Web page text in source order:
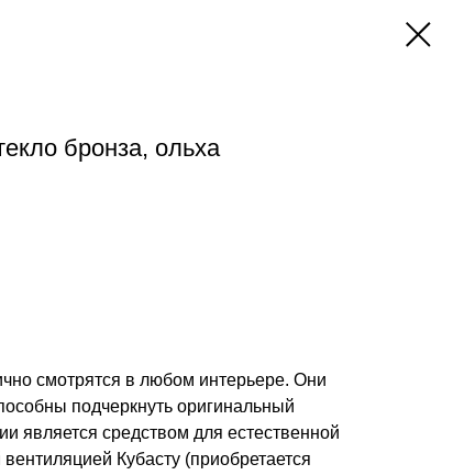
бронза, ольха
смотрятся в любом интерьере. Они
подчеркнуть оригинальный
является средством для естественной
Кубасту (приобретается